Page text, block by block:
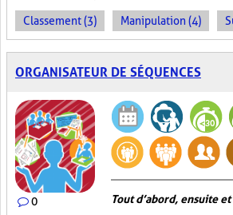
Classement (3) Manipulation (4)
ORGANISATEUR DE SÉQUENCES
0 Tout d’abord, ensuite